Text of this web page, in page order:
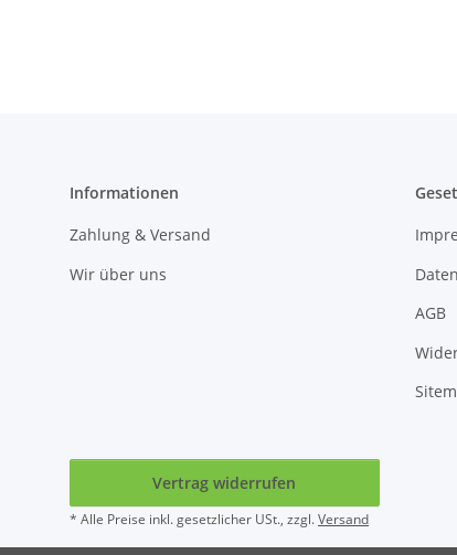
Informationen
Zahlung & Versand
Wir über uns
AGB
Vertrag widerrufen
* Alle Preise inkl. gesetzlicher USt., zzgl.Versand